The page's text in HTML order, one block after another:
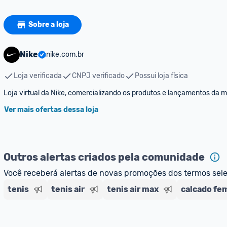
Sobre a loja
Nike nike.com.br
Loja verificada CNPJ verificado
Possui loja física
Loja virtual da Nike, comercializando os produtos e lançamentos da
Ver mais ofertas dessa loja
Outros alertas criados pela comunidade
Você receberá alertas de novas promoções dos termos
tenis
tenis air tenis air max calcado